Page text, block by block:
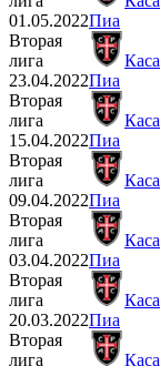
01.05.2022Пиа
Вторая
лига
23.04.2022
Каса
Пиа
Вторая
лига
15.04.2022
Каса
Пиа
Вторая
лига
09.04.2022
Каса
Пиа
Вторая
лига
03.04.2022
Каса
Пиа
Вторая
лига
20.03.2022
Каса
Пиа
Вторая
лига
Каса